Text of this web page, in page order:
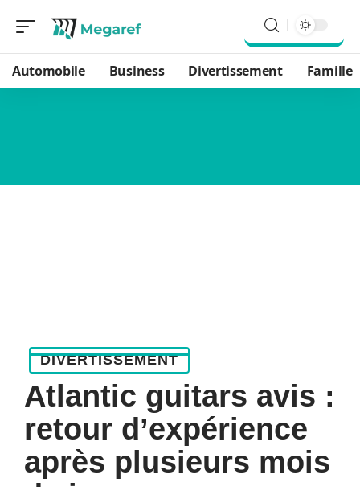
Automobile Business Divertissement Famille
DIVERTISSEMENT
Atlantic guitars avis :
retour d’expérience
après plusieurs mois